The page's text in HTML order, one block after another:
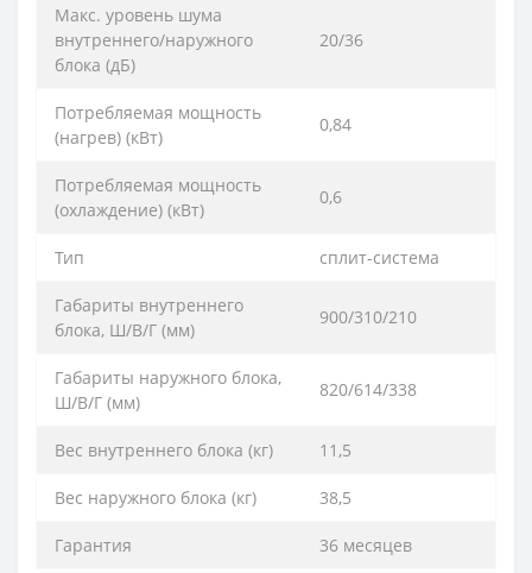
Макс. уровень шума
внутреннего/наружного
блока (дБ)
20/36
Потребляемая мощность
(нагрев) (кВт)
0,84
Потребляемая мощность
(охлаждение) (кВт)
0,6
Тип сплит-система
Габариты внутреннего
блока, Ш/В/Г (мм)
900/310/210
Габариты наружного блока,
Ш/В/Г (мм)
820/614/338
Вес внутреннего блока (кг) 11,5
Вес наружного блока (кг) 38,5
Гарантия 36 месяцев